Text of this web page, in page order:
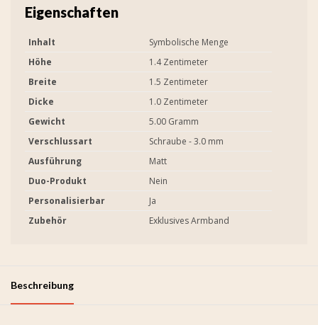
Eigenschaften
Inhalt
Symbolische Menge
Höhe
1.4 Zentimeter
Breite
1.5 Zentimeter
Dicke
1.0 Zentimeter
Gewicht
5.00 Gramm
Verschlussart
Schraube - 3.0 mm
Ausführung
Matt
Duo-Produkt
Nein
Personalisierbar
Ja
Zubehör
Exklusives Armband
Beschreibung